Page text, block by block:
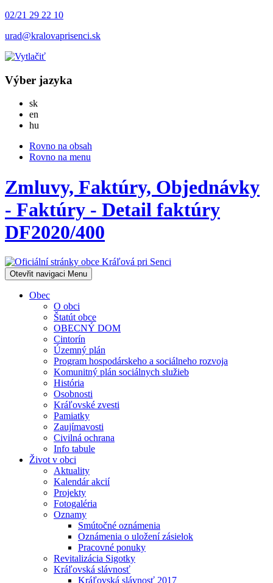
02/21 29 22 10
urad@kralovaprisenci.sk
Výber jazyka
skSlovensky
en
hu
Rovno na obsah
Rovno na menu
Zmluvy, Faktúry, Objednávky
- Faktúry - Detail faktúry
DF2020/400
Otevřit navigaci Menu
Obec
O obci
Štatút obce
OBECNÝ DOM
Cintorín
Územný plán
Program hospodárskeho a sociálneho rozvoja
Komunitný plán sociálnych služieb
História
Osobnosti
Kráľovské zvesti
Pamiatky
Zaujímavosti
Civilná ochrana
Info tabule
Život v obci
Aktuality
Kalendár akcií
Projekty
Fotogaléria
Oznamy
Smútočné oznámenia
Oznámenia o uložení zásielok
Pracovné ponuky
Revitalizácia Sigotky
Kráľovská slávnosť
Kráľovská slávnosť 2017